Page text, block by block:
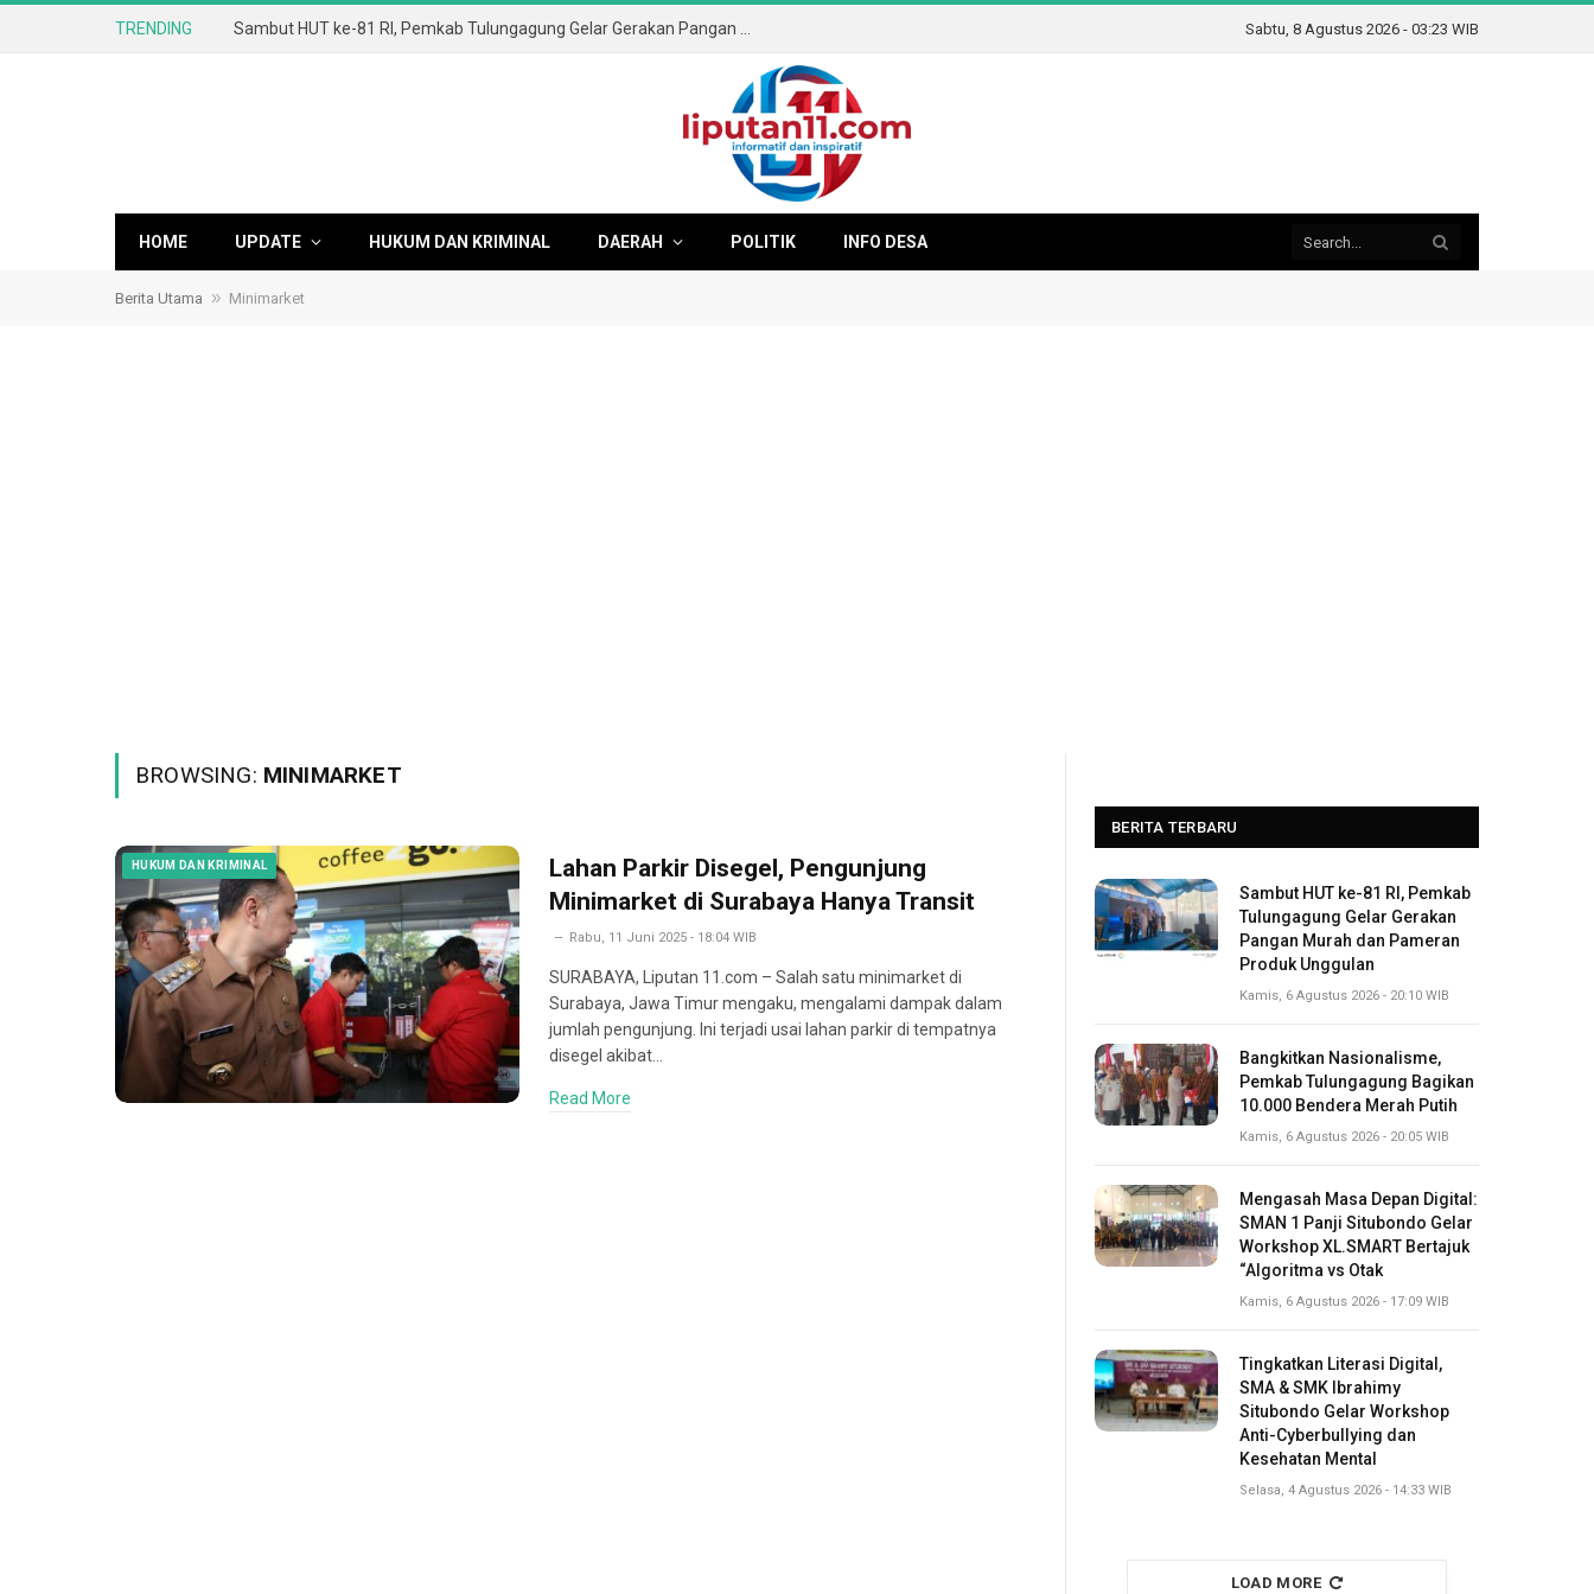
TRENDING Sabtu, 8 Agustus 2026 - 03:23 WIB
HOME UPDATE HUKUM DAN KRIMINAL DAERAH POLITIK INFO DESA
Berita Utama » Minimarket
BROWSING: MINIMARKET
HUKUM DAN KRIMINAL
Lahan Parkir Disegel, Pengunjung
Minimarket di Surabaya Hanya Transit
Rabu, 11 Juni 2025 - 18:04 WIB
SURABAYA, Liputan 11.com – Salah satu minimarket di
Surabaya, Jawa Timur mengaku, mengalami dampak dalam
jumlah pengunjung. Ini terjadi usai lahan parkir di tempatnya
disegel akibat…
Read More
BERITA TERBARU
Sambut HUT ke-81 RI, Pemkab
Tulungagung Gelar Gerakan
Pangan Murah dan Pameran
Produk Unggulan
Kamis, 6 Agustus 2026 - 20:10 WIB
Bangkitkan Nasionalisme,
Pemkab Tulungagung Bagikan
10.000 Bendera Merah Putih
Kamis, 6 Agustus 2026 - 20:05 WIB
Mengasah Masa Depan Digital:
SMAN 1 Panji Situbondo Gelar
Workshop XL.SMART Bertajuk
“Algoritma vs Otak
Kamis, 6 Agustus 2026 - 17:09 WIB
Tingkatkan Literasi Digital,
SMA & SMK Ibrahimy
Situbondo Gelar Workshop
Anti-Cyberbullying dan
Kesehatan Mental
Selasa, 4 Agustus 2026 - 14:33 WIB
LOAD MORE